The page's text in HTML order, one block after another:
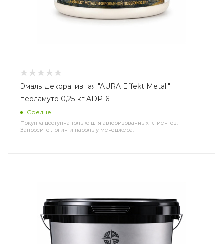
Эмаль декоративная "AURA Effekt Metall"
перламутр 0,25 кг ADP161
Средне
Покупка доступна только для авторизованных клиентов.
Запросите логин и пароль у менеджера.